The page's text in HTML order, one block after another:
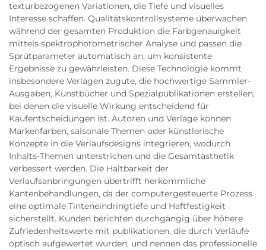
texturbezogenen Variationen, die Tiefe und visuelles
Interesse schaffen. Qualitätskontrollsysteme überwachen
während der gesamten Produktion die Farbgenauigkeit
mittels spektrophotometrischer Analyse und passen die
Sprütparameter automatisch an, um konsistente
Ergebnisse zu gewährleisten. Diese Technologie kommt
insbesondere Verlagen zugute, die hochwertige Sammler-
Ausgaben, Kunstbücher und Spezialpublikationen erstellen,
bei denen die visuelle Wirkung entscheidend für
Kaufentscheidungen ist. Autoren und Verlage können
Markenfarben, saisonale Themen oder künstlerische
Konzepte in die Verlaufsdesigns integrieren, wodurch
Inhalts-Themen unterstrichen und die Gesamtästhetik
verbessert werden. Die Haltbarkeit der
Verlaufsanbringungen übertrifft herkömmliche
Kantenbehandlungen, da der computergesteuerte Prozess
eine optimale Tinteneindringtiefe und Haftfestigkeit
sicherstellt. Kunden berichten durchgängig über höhere
Zufriedenheitswerte mit publikationen, die durch Verläufe
optisch aufgewertet wurden, und nennen das professionelle